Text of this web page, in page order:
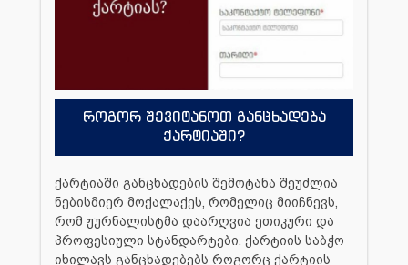
როგორ შევიტანოთ განცხადება
ქარტიაში?
ქარტიაში განცხადების შემოტანა შეუძლია
ნებისმიერ მოქალაქეს, რომელიც მიიჩნევს,
რომ ჟურნალისტმა დაარღვია ეთიკური და
პროფესიული სტანდარტები. ქარტიის საბჭო
იხილავს განცხადებებს როგორც ქარტიის